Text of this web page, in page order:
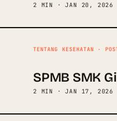
2 MIN · JAN 20, 2026
TENTANG KESEHATAN ·
SPMB SMK
2 MIN · JAN 17, 2026